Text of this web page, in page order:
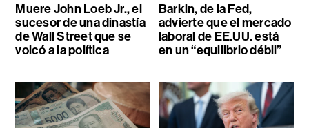
Muere John Loeb Jr., el
sucesor de una dinastía
de Wall Street que se
volcó a la política
Barkin, de la Fed,
advierte que el mercado
laboral de EE.UU. está
en un “equilibrio débil”